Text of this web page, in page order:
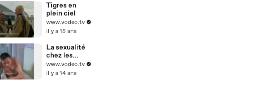
Tigres en
plein ciel
www.vodeo.tv
il y a 15 ans
La sexualité
chez les
handicapés
www.vodeo.tv
il y a 14 ans